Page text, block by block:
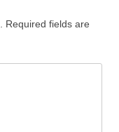
Required fields are